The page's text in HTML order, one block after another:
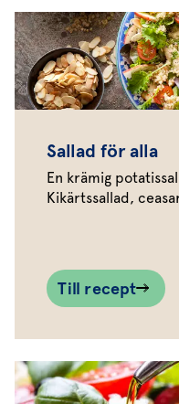
Sallad för alla
En krämig
Kikärtssallad,
Till recept